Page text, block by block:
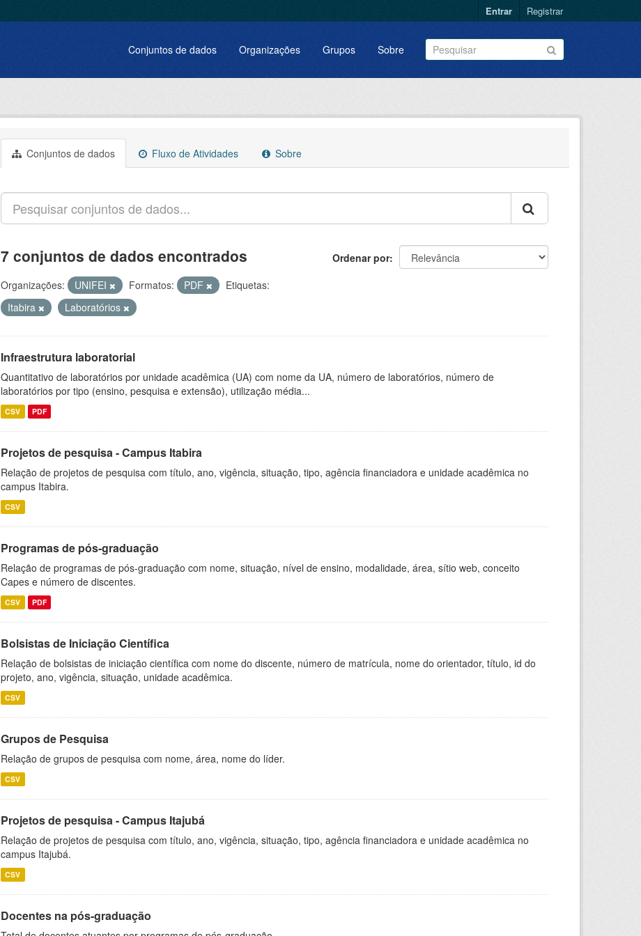
Entrar Registrar
Conjuntos de dados Organizações Grupos Sobre
Conjuntos de dados Fluxo de Atividades Sobre
Ordenar por
7 conjuntos de dados encontrados
Organizações: UNIFEI Formatos: PDF
Etiquetas:
Itabira
Laboratórios
Infraestrutura laboratorial
Quantitativo de laboratórios por unidade acadêmica (UA) com nome da UA, número de laboratórios, número de
laboratórios por tipo (ensino, pesquisa e extensão), utilização média...
CSV PDF
Projetos de pesquisa - Campus Itabira
Relação de projetos de pesquisa com título, ano, vigência, situação, tipo, agência financiadora e unidade acadêmica no
campus Itabira.
CSV
Programas de pós-graduação
Relação de programas de pós-graduação com nome, situação, nível de ensino, modalidade, área, sítio web, conceito
Capes e número de discentes.
CSV PDF
Bolsistas de Iniciação Científica
Relação de bolsistas de iniciação científica com nome do discente, número de matrícula, nome do orientador, título, id do
projeto, ano, vigência, situação, unidade acadêmica.
CSV
Grupos de Pesquisa
Relação de grupos de pesquisa com nome, área, nome do líder.
CSV
Projetos de pesquisa - Campus Itajubá
Relação de projetos de pesquisa com título, ano, vigência, situação, tipo, agência financiadora e unidade acadêmica no
campus Itajubá.
CSV
Docentes na pós-graduação